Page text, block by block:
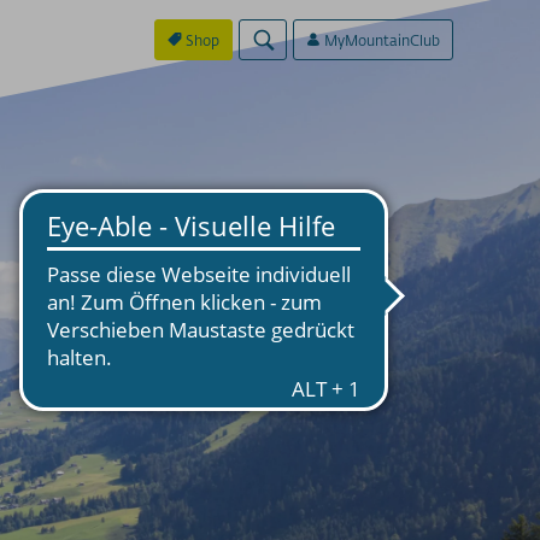
Shop MyMountainClub